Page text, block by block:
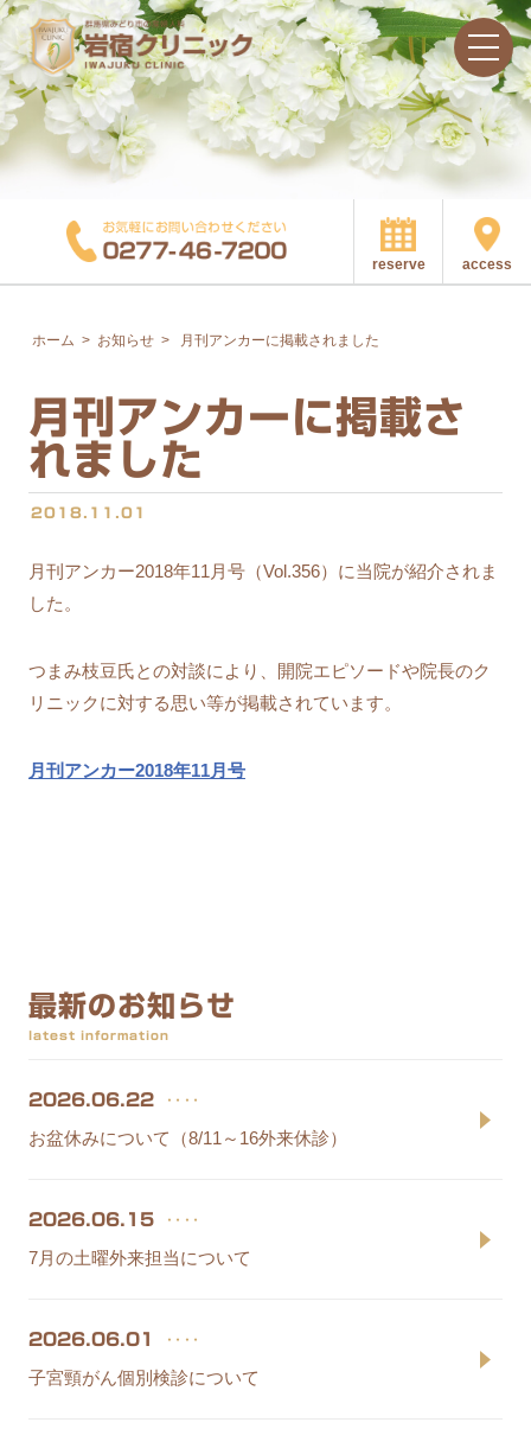
reserve access
ホーム > お知らせ > 月刊アンカーに掲載されました
月刊アンカーに掲載さ
れました
2018.11.01
月刊アンカー2018年11月号（Vol.356）に当院が紹介されま
した。
つまみ枝豆氏との対談により、開院エピソードや院長のク
リニックに対する思い等が掲載されています。
月刊アンカー2018年11月号
最新のお知らせ
latest information
2026.06.22
‥‥
お盆休みについて（8/11～16外来休診）
2026.06.15
‥‥
7月の土曜外来担当について
2026.06.01
‥‥
子宮頸がん個別検診について